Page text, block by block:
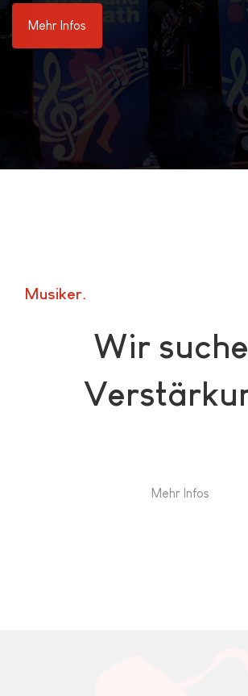
Mehr Infos
Musiker
Wir
Mehr Infos